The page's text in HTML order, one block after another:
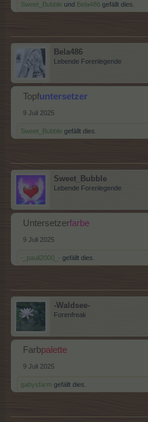
Sweet_Bubble und Bela486 gefällt dies.
Bela486
Lebende Forenlegende
Topfuntersetzer
9 Juli 2025
Sweet_Bubble gefällt dies.
Sweet_Bubble
Lebende Forenlegende
Untersetzerfarbe
9 Juli 2025
-_pauli2000_- gefällt dies.
-Waldsee-
Forenfreak
Farbpalette
9 Juli 2025
gabysfarm gefällt dies.